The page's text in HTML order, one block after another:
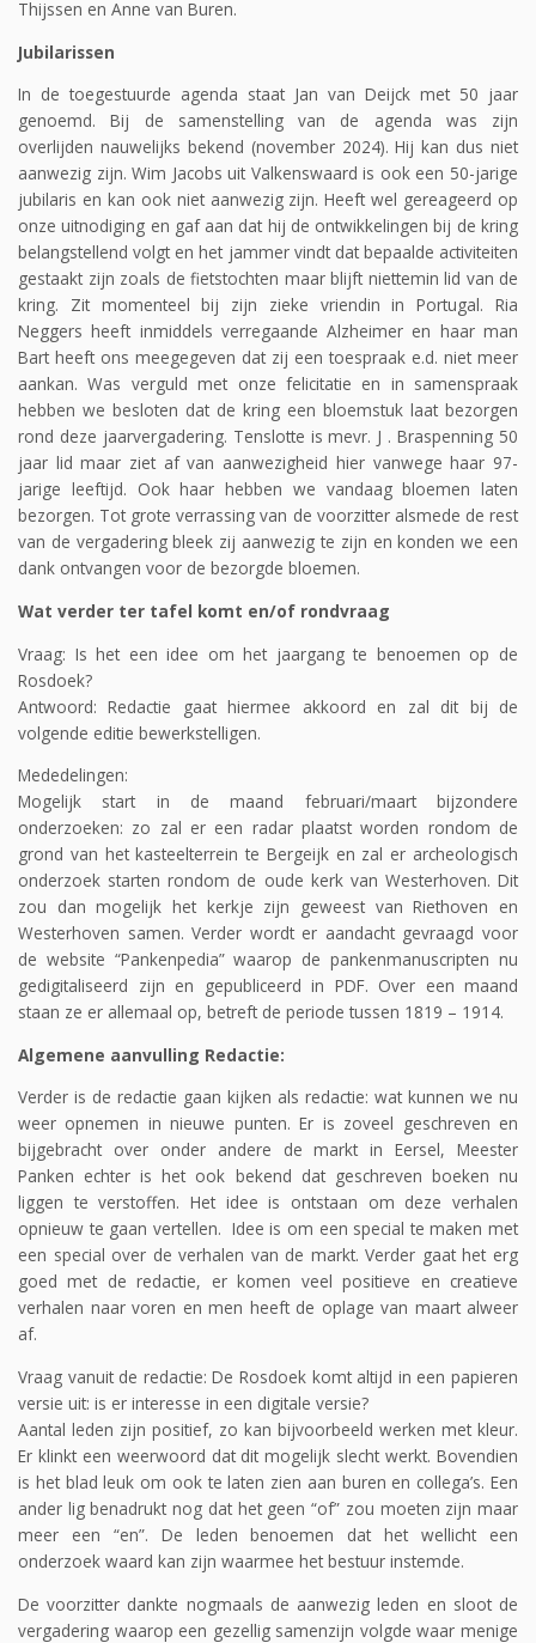
Thijssen en Anne van Buren.
Jubilarissen
In de toegestuurde agenda staat Jan van Deijck met 50 jaar
genoemd. Bij de samenstelling van de agenda was zijn
overlijden nauwelijks bekend (november 2024). Hij kan dus niet
aanwezig zijn. Wim Jacobs uit Valkenswaard is ook een 50-jarige
jubilaris en kan ook niet aanwezig zijn. Heeft wel gereageerd op
onze uitnodiging en gaf aan dat hij de ontwikkelingen bij de kring
belangstellend volgt en het jammer vindt dat bepaalde activiteiten
gestaakt zijn zoals de fietstochten maar blijft niettemin lid van de
kring. Zit momenteel bij zijn zieke vriendin in Portugal. Ria
Neggers heeft inmiddels verregaande Alzheimer en haar man
Bart heeft ons meegegeven dat zij een toespraak e.d. niet meer
aankan. Was verguld met onze felicitatie en in samenspraak
hebben we besloten dat de kring een bloemstuk laat bezorgen
rond deze jaarvergadering. Tenslotte is mevr. J . Braspenning 50
jaar lid maar ziet af van aanwezigheid hier vanwege haar 97-
jarige leeftijd. Ook haar hebben we vandaag bloemen laten
bezorgen. Tot grote verrassing van de voorzitter alsmede de rest
van de vergadering bleek zij aanwezig te zijn en konden we een
dank ontvangen voor de bezorgde bloemen.
Wat verder ter tafel komt en/of rondvraag
Vraag: Is het een idee om het jaargang te benoemen op de
Rosdoek?
Antwoord: Redactie gaat hiermee akkoord en zal dit bij de
volgende editie bewerkstelligen.
Mededelingen:
Mogelijk start in de maand februari/maart bijzondere
onderzoeken: zo zal er een radar plaatst worden rondom de
grond van het kasteelterrein te Bergeijk en zal er archeologisch
onderzoek starten rondom de oude kerk van Westerhoven. Dit
zou dan mogelijk het kerkje zijn geweest van Riethoven en
Westerhoven samen. Verder wordt er aandacht gevraagd voor
de website “Pankenpedia” waarop de pankenmanuscripten nu
gedigitaliseerd zijn en gepubliceerd in PDF. Over een maand
staan ze er allemaal op, betreft de periode tussen 1819 – 1914.
Algemene aanvulling Redactie:
Verder is de redactie gaan kijken als redactie: wat kunnen we nu
weer opnemen in nieuwe punten. Er is zoveel geschreven en
bijgebracht over onder andere de markt in Eersel, Meester
Panken echter is het ook bekend dat geschreven boeken nu
liggen te verstoffen. Het idee is ontstaan om deze verhalen
opnieuw te gaan vertellen. Idee is om een special te maken met
een special over de verhalen van de markt. Verder gaat het erg
goed met de redactie, er komen veel positieve en creatieve
verhalen naar voren en men heeft de oplage van maart alweer
af.
Vraag vanuit de redactie: De Rosdoek komt altijd in een papieren
versie uit: is er interesse in een digitale versie?
Aantal leden zijn positief, zo kan bijvoorbeeld werken met kleur.
Er klinkt een weerwoord dat dit mogelijk slecht werkt. Bovendien
is het blad leuk om ook te laten zien aan buren en collega’s. Een
ander lig benadrukt nog dat het geen “of” zou moeten zijn maar
meer een “en”. De leden benoemen dat het wellicht een
onderzoek waard kan zijn waarmee het bestuur instemde.
De voorzitter dankte nogmaals de aanwezig leden en sloot de
vergadering waarop een gezellig samenzijn volgde waar menige